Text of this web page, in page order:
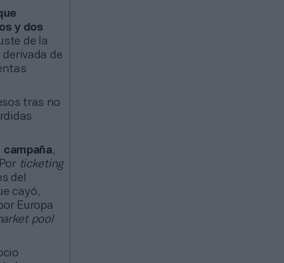
y dos
de la
de
tras no
campaña,
ticketing
del
cayó,
Europa
pool